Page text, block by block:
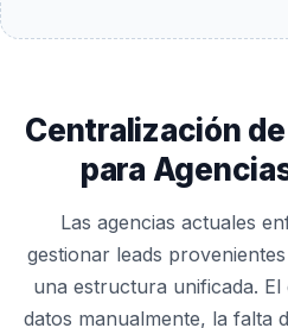
Centralización
para
Las agencias actuales
gestionar leads
una estructura unificada.
datos manualmente, la falta